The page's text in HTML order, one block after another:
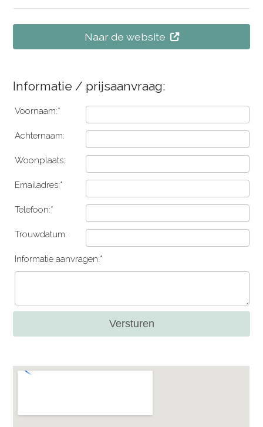
Naar de website
Informatie / prijsaanvraag:
Voornaam:*
Achternaam:
Woonplaats:
Emailadres:*
Telefoon:*
Trouwdatum:
Informatie aanvragen:*